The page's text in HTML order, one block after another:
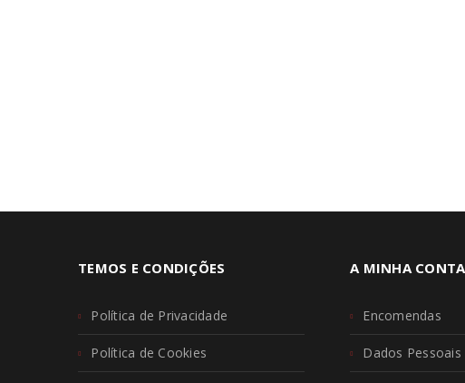
TEMOS E CONDIÇÕES
Política de Privacidade
Política de Cookies
A MINHA CONTA
Encomendas
Dados Pessoais